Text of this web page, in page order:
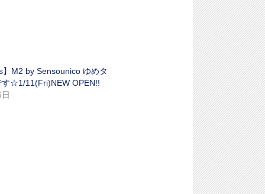
】M2 by Sensounico ゆめタ
す☆1/11(Fri)NEW OPEN!!